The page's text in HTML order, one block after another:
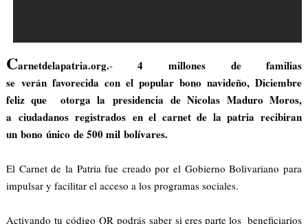
Carnetdelapatria.org.-4 millones de familias
se verán favorecida con el popular bono navideño, Diciembre
feliz que otorga la presidencia de Nicolas Maduro Moros,
a ciudadanos registrados en el carnet de la patria recibiran
un bono único de 500 mil bolívares.
El Carnet de la Patria fue creado por el Gobierno Bolivariano para
impulsar y facilitar el acceso a los programas sociales.
Activando tu código QR podrás saber si eres parte los beneficiarios